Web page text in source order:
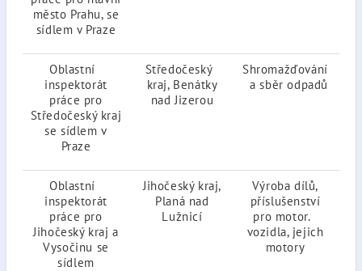
město Prahu, se
sídlem v Praze
Oblastní
inspektorát
práce pro
Středočeský kraj
se sídlem v
Praze
Středočeský
kraj, Benátky
nad Jizerou
Shromažďování
a sběr odpadů
Oblastní
inspektorát
práce pro
Jihočeský kraj a
Vysočinu se
sídlem
Jihočeský kraj,
Planá nad
Lužnicí
Výroba dílů,
příslušenství
pro motor.
vozidla, jejich
motory